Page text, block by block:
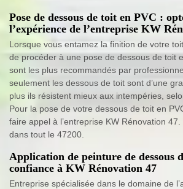
Pose de dessous de toit en PVC :
l’expérience de l’entreprise KW
Lorsque vous entamez la finition de votre
de procéder à une pose de dessous de toit
sont les plus recommandés par
seulement les dessous de toit sont d’une
plus ils résistent mieux aux intempéries,
Pour la pose de votre dessous de toit en
faire appel à l’entreprise KW Rénovation
dans tout le 47200.
Application de peinture de dessous
confiance à KW Rénovation 47
Entreprise spécialisée dans le domaine de